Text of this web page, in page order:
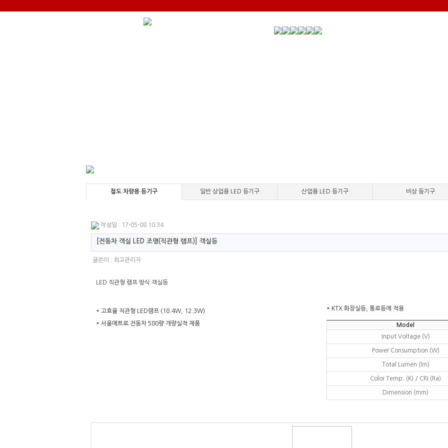
철도 차량용 등기구 일반 상업용 LED 등기구 산업용 LED 등기구 비상 등기구
작성일 : 17-05-08 10:34
[전동차 객실 LED 조명(직관형 램프)] 객실등
글쓴이 : 최고관리자
LED 직관형 램프 방식 객실등
* 고효율 직관형 LED램프 (18.4W, 12.3W)
* 서울메트로 전동차 580량 개량실적 제품
* KTX 화장실등, 통로등에 적용
Model
Input Voltage (V)
Power Consumption (W)
Total Lumen (lm)
Color Temp. (K) / CRI (Ra)
Dimension (mm)